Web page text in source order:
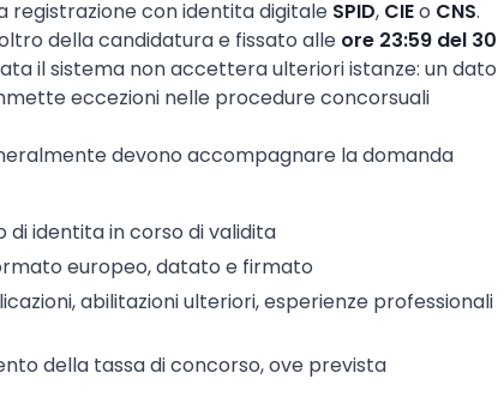
registrazione con identita digitale SPID, CIEo CNS.
della candidatura e fissato alle ore 23:59 del 30
il sistema non accettera ulteriori istanze: un dato
eccezioni nelle procedure concorsuali
devono accompagnare la domanda
identita in corso di validita
europeo, datato e firmato
abilitazioni ulteriori, esperienze professionali
della tassa di concorso, ove prevista